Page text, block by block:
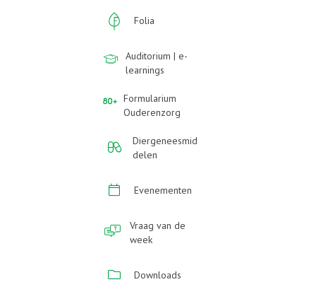
Folia
Auditorium | e-
learnings
Formularium
Ouderenzorg
Diergeneesmid
delen
Evenementen
Vraag van de
week
Downloads